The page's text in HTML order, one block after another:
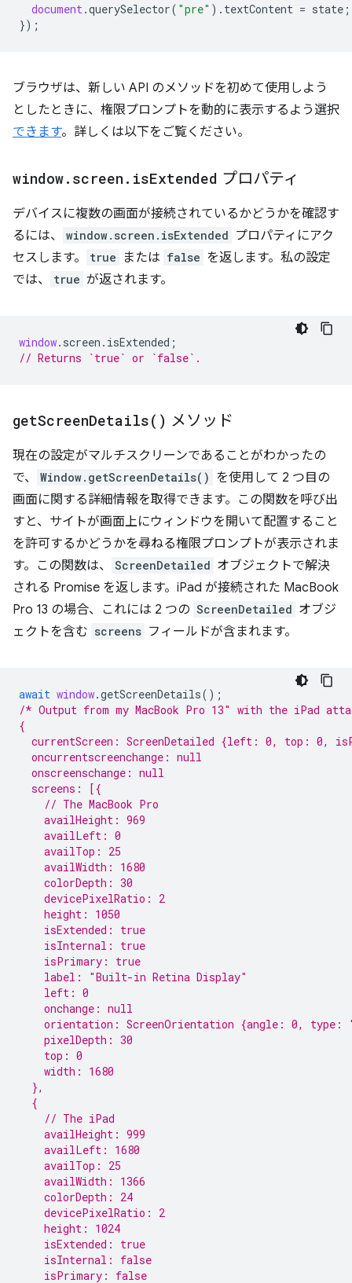
document.querySelector( "pre" ). textContent = state ;
});
ブラウザは、新しい API のメソッドを初めて使用しよう
としたときに、権限プロンプトを動的に表示するよう選択
できます。詳しくは以下をご覧ください。
window. screen . isExtended プロパティ
デバイスに複数の画面が接続されているかどうかを確認す
るには、
window.screen.isExtended プロパティにアク
セスします。
true または false を返します。私の設定
では、
true が返されます。
window. screen . isExtended ;
// Returns `true` or `false`.
getScreenDetails( ) メソッド
現在の設定がマルチスクリーンであることがわかったの
で、
Window.getScreenDetails() を使用して 2 つ目の
画面に関する詳細情報を取得できます。この関数を呼び出
すと、サイトが画面上にウィンドウを開いて配置すること
を許可するかどうかを尋ねる権限プロンプトが表示されま
す。この関数は、
ScreenDetailed オブジェクトで解決
される Promise を返します。iPad が接続された MacBook
Pro 13 の場合、これには 2 つの ScreenDetailed オブジ
ェクトを含む screens フィールドが含まれます。
await window.getScreenDetails();
/* Output from my MacBook Pro 13″ with the iPad
{
currentScreen: ScreenDetailed {left: 0, top: 0,
  oncurrentscreenchange: null
  onscreenschange: null
  screens: [{
    // The MacBook Pro
    availHeight: 969
    availLeft: 0
    availTop: 25
    availWidth: 1680
    colorDepth: 30
    devicePixelRatio: 2
    height: 1050
    isExtended: true
    isInternal: true
    isPrimary: true
    label: "Built-in Retina Display"
    left: 0
    onchange: null
orientation: ScreenOrientation {angle: 0, type:
    pixelDepth: 30
    top: 0
    width: 1680
  },
  {
    // The iPad
    availHeight: 999
    availLeft: 1680
    availTop: 25
    availWidth: 1366
    colorDepth: 24
    devicePixelRatio: 2
    height: 1024
    isExtended: true
    isInternal: false
    isPrimary: false